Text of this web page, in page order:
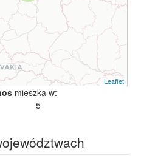
Leaflet
mieszka w:
5